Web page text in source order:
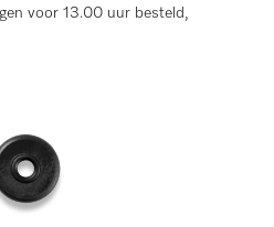
voor 13.00 uur besteld,